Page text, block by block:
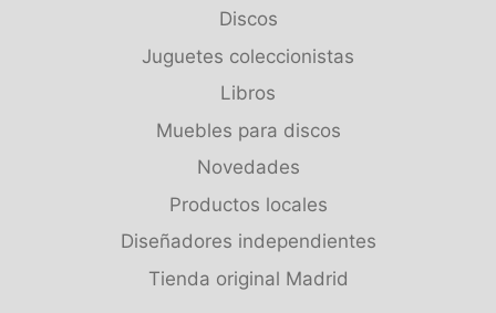
Discos
Juguetes coleccionistas
Libros
Muebles para discos
Novedades
Productos locales
Diseñadores independientes
Tienda original Madrid